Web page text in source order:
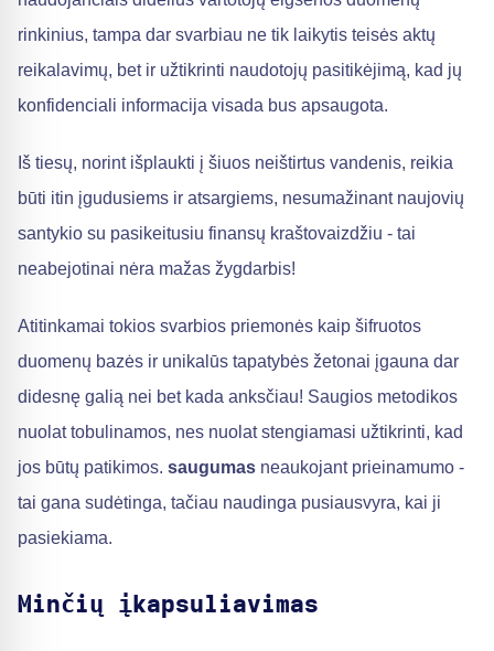
rinkinius, tampa dar svarbiau ne tik laikytis teisės aktų
reikalavimų, bet ir užtikrinti naudotojų pasitikėjimą, kad jų
konfidenciali informacija visada bus apsaugota.
Iš tiesų, norint išplaukti į šiuos neištirtus vandenis, reikia
būti itin įgudusiems ir atsargiems, nesumažinant naujovių
santykio su pasikeitusiu finansų kraštovaizdžiu - tai
neabejotinai nėra mažas žygdarbis!
Atitinkamai tokios svarbios priemonės kaip šifruotos
duomenų bazės ir unikalūs tapatybės žetonai įgauna dar
didesnę galią nei bet kada anksčiau! Saugios metodikos
nuolat tobulinamos, nes nuolat stengiamasi užtikrinti, kad
jos būtų patikimos. saugumas neaukojant prieinamumo -
tai gana sudėtinga, tačiau naudinga pusiausvyra, kai ji
pasiekiama.
Minčių įkapsuliavimas